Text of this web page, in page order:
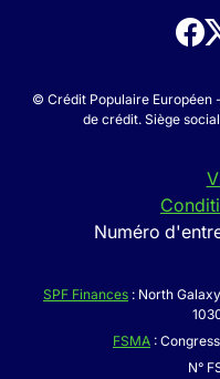
© Crédit Populaire Européen
de crédit. Siège
Numéro
SPF Finances : North
FSMA :
N°